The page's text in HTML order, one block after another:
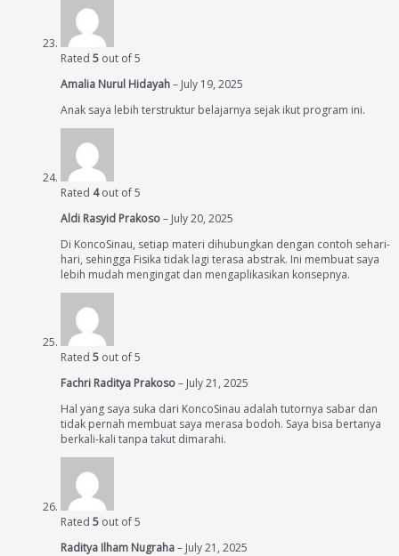
Rated 5 out of 5
Amalia Nurul Hidayah– July 19, 2025
Anak saya lebih terstruktur belajarnya sejak ikut program ini.
Rated 4out of 5
Aldi Rasyid Prakoso– July 20, 2025
Di KoncoSinau, setiap materi dihubungkan dengan contoh sehari-
hari, sehingga Fisika tidak lagi terasa abstrak. Ini membuat saya
lebih mudah mengingat dan mengaplikasikan konsepnya.
Rated 5 out of 5
Fachri Raditya Prakoso– July 21, 2025
Hal yang saya suka dari KoncoSinau adalah tutornya sabar dan
tidak pernah membuat saya merasa bodoh. Saya bisa bertanya
berkali-kali tanpa takut dimarahi.
Rated 5 out of 5
Raditya Ilham Nugraha– July 21, 2025